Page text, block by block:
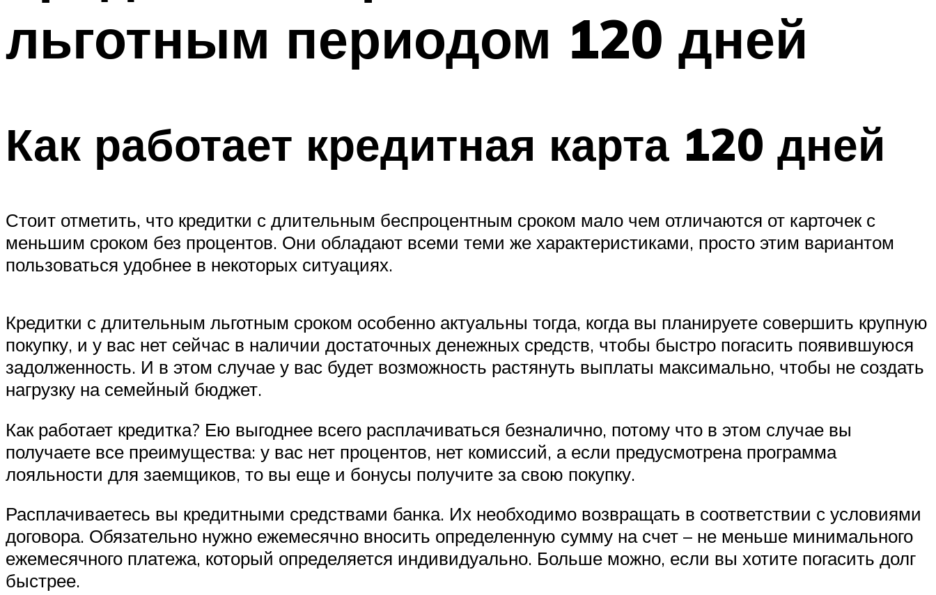
льготным периодом 120 дней
Как работает кредитная карта 120 дней
Стоит отметить, что кредитки с длительным беспроцентным сроком мало чем отличаются от карточек с
меньшим сроком без процентов. Они обладают всеми теми же характеристиками, просто этим вариантом
пользоваться удобнее в некоторых ситуациях.
Кредитки с длительным льготным сроком особенно актуальны тогда, когда вы планируете совершить крупную
покупку, и у вас нет сейчас в наличии достаточных денежных средств, чтобы быстро погасить появившуюся
задолженность. И в этом случае у вас будет возможность растянуть выплаты максимально, чтобы не создать
нагрузку на семейный бюджет.
Как работает кредитка? Ею выгоднее всего расплачиваться безналично, потому что в этом случае вы
получаете все преимущества: у вас нет процентов, нет комиссий, а если предусмотрена программа
лояльности для заемщиков, то вы еще и бонусы получите за свою покупку.
Расплачиваетесь вы кредитными средствами банка. Их необходимо возвращать в соответствии с условиями
договора. Обязательно нужно ежемесячно вносить определенную сумму на счет – не меньше минимального
ежемесячного платежа, который определяется индивидуально. Больше можно, если вы хотите погасить долг
быстрее.